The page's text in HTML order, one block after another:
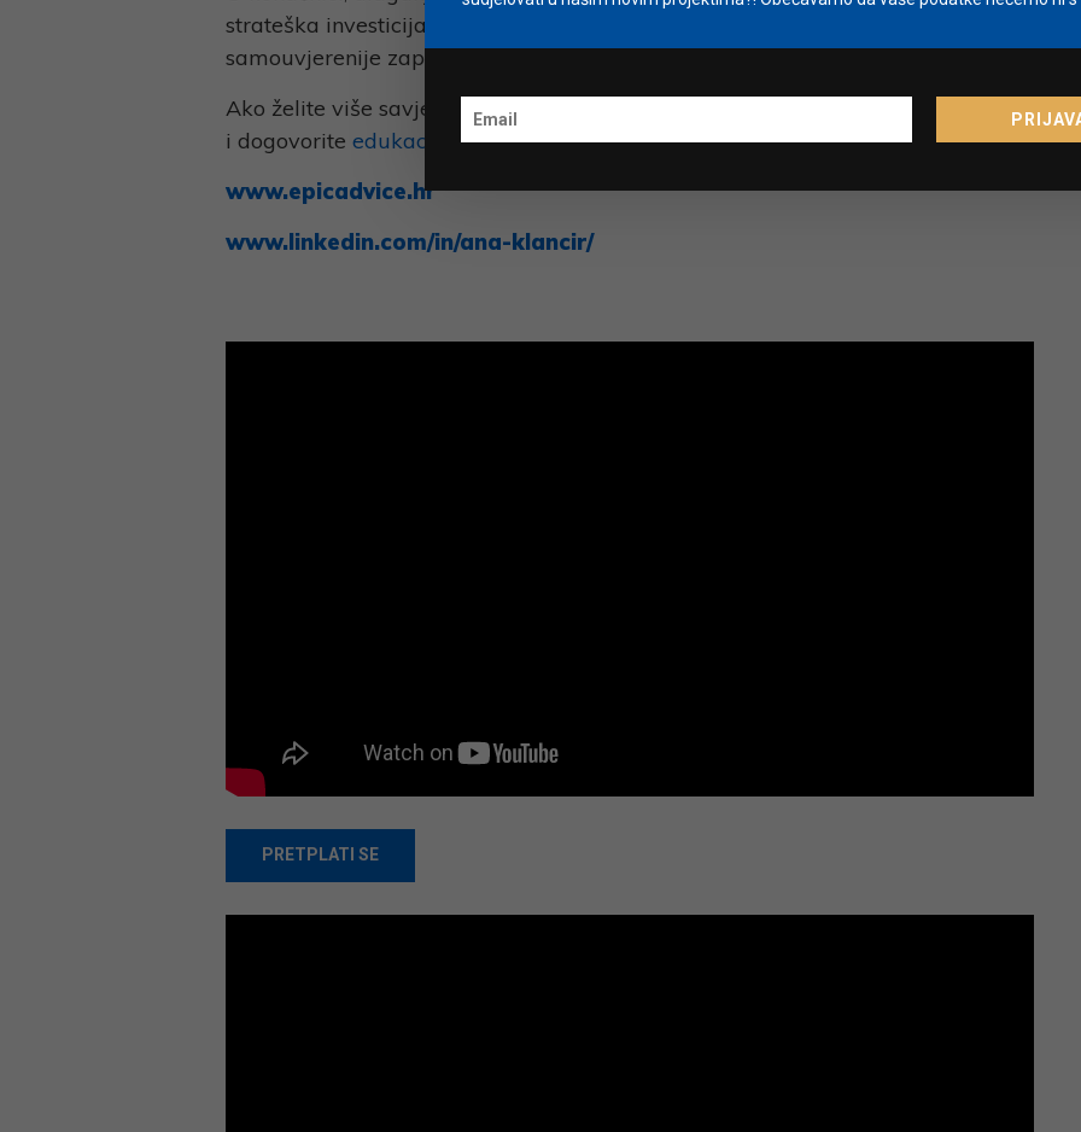
strateška investicija. S njome vaša tvrtka ne samo da gradi stručnije i
samouvjerenije zaposlenike, već i jača svoju konkurentsku prednost.
Ako želite više savjeta o poslovnoj komunikaciji, pratite me u sljedećoj kolumni
i dogovorite edukacij
u za vašu tvrtku.
www.epicadvice.hr
www.linkedin.com/in/ana-klancir/
PRETPLATI SE